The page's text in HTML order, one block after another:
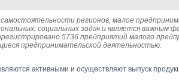
самостоятельности регионов, малое
социальных задач и является важным
5736 предприятий малого
предпринимательской деятельностью.
активными и осуществляют выпуск